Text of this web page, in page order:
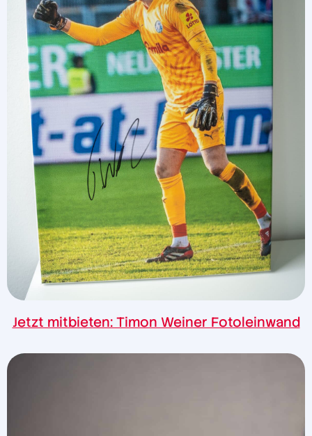
Jetzt mitbieten: Timon Weiner Fotoleinwand